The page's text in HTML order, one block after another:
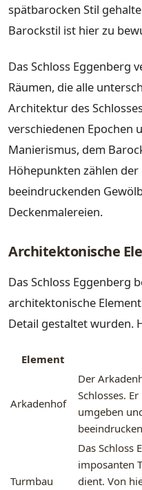
spätbarocken Stil
Barockstil ist hier zu
Das Schloss Eggenberg
Räumen, die alle
Architektur des
verschiedenen Epochen
Manierismus, dem
Höhepunkten zählen
beeindruckenden
Deckenmalereien.
Architektonische
Das Schloss Eggenberg
architektonische
Detail gestaltet wurden.
Element
Arkadenhof
Der
Schlosses.
umgeben
Turmbau
Das Schloss
imposanten
dient. Von